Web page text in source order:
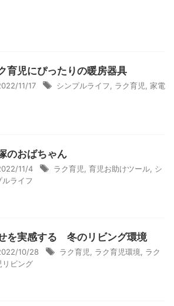
育児にぴったりの暖房器具
11/17 シンプルライフ ラク育児 家電
のおばちゃん
11/4 ラク育児 育児お助けツール シ
ルライフ
を実感する 冬のリビング環境
10/28 ラク育児 ラク育児環境
ラク
リビング